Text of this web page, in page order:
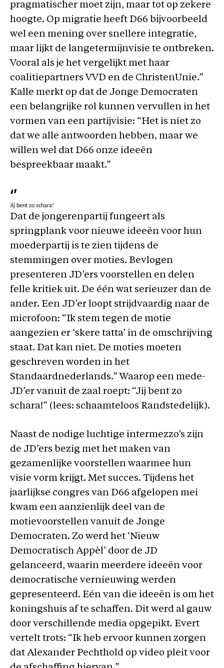
pragmatischer moet zijn, maar tot op zekere
hoogte. Op migratie heeft D66 bijvoorbeeld
wel een mening over snellere integratie,
maar lijkt de langetermijnvisie te ontbreken.
Vooral als je het vergelijkt met haar
coalitiepartners VVD en de ChristenUnie.”
Kalle merkt op dat de Jonge Democraten
een belangrijke rol kunnen vervullen in het
vormen van een partijvisie: “Het is niet zo
dat we alle antwoorden hebben, maar we
willen wel dat D66 onze ideeën
bespreekbaar maakt.”
‘’
Jij bent zo schara!
Dat de jongerenpartij fungeert als
springplank voor nieuwe ideeën voor hun
moederpartij is te zien tijdens de
stemmingen over moties. Bevlogen
presenteren JD’ers voorstellen en delen
felle kritiek uit. De één wat serieuzer dan de
ander. Een JD’er loopt strijdvaardig naar de
microfoon: “Ik stem tegen de motie
aangezien er ‘skere tatta’ in de omschrijving
staat. Dat kan niet. De moties moeten
geschreven worden in het
Standaardnederlands.” Waarop een mede-
JD’er vanuit de zaal roept: “Jij bent zo
schara!” (lees: schaamteloos Randstedelijk).
Naast de nodige luchtige intermezzo’s zijn
de JD’ers bezig met het maken van
gezamenlijke voorstellen waarmee hun
visie vorm krijgt. Met succes. Tijdens het
jaarlijkse congres van D66 afgelopen mei
kwam een aanzienlijk deel van de
motievoorstellen vanuit de Jonge
Democraten. Zo werd het ‘Nieuw
Democratisch Appèl’ door de JD
gelanceerd, waarin meerdere ideeën voor
democratische vernieuwing werden
gepresenteerd. Eén van die ideeën is om het
koningshuis af te schaffen. Dit werd al gauw
door verschillende media opgepikt. Evert
vertelt trots: “Ik heb ervoor kunnen zorgen
dat Alexander Pechthold op video pleit voor